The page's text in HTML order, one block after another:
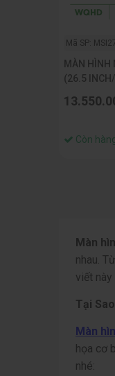
Mã SP:
MÀN HÌNH
(26.5
Còn
Màn
nhau.
viết
Tại
Màn
họa cơ
nhé: